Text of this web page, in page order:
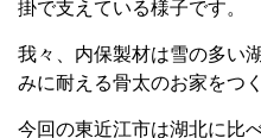
掛で支えている様子です。
我々、内保製材は雪の多い
みに耐える骨太のお家をつ
今回の東近江市は湖北に比